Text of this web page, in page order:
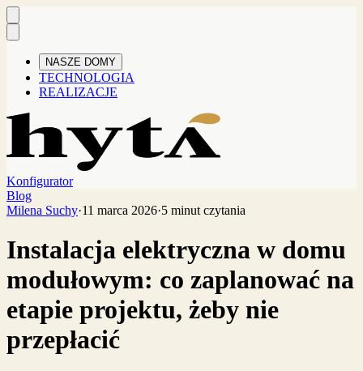
NASZE DOMY
TECHNOLOGIA
REALIZACJE
Konfigurator
Blog
Milena Suchy·11 marca 2026·5 minut czytania
Instalacja elektryczna w domu
modułowym: co zaplanować na
etapie projektu, żeby nie
przepłacić